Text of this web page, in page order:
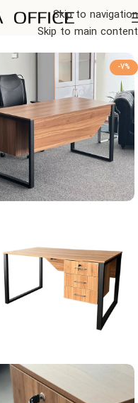
Skip to navigation
Skip to main content
خانه میز اداری
-7%